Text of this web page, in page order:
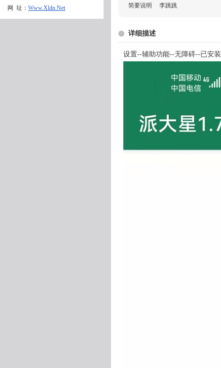
网 址： Www.Xldn.Net 简要说明 李跳跳
详细描述
设置--辅助功能--无障碍--已安